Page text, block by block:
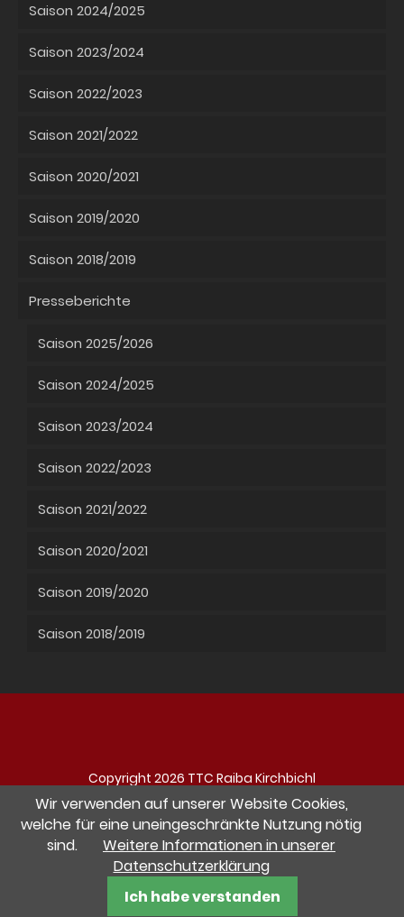
Saison 2024/2025
Saison 2023/2024
Saison 2022/2023
Saison 2021/2022
Saison 2020/2021
Saison 2019/2020
Saison 2018/2019
Presseberichte
Saison 2025/2026
Saison 2024/2025
Saison 2023/2024
Saison 2022/2023
Saison 2021/2022
Saison 2020/2021
Saison 2019/2020
Saison 2018/2019
Copyright 2026 TTC Raiba Kirchbichl
Navigation
überspringen
Impressum Datenschutz Kontakt
Besuche uns auf Facebook
website by pletzerdesign Werbeagentur
Wir verwenden auf unserer Website Cookies,
welche für eine uneingeschränkte Nutzung nötig
sind.
Weitere Informationen in unserer
Datenschutzerklärung
Ich habe verstanden